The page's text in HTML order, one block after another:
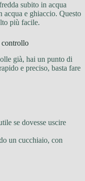
subito in acqua
acqua e ghiaccio. Questo
più facile.
controllo
già, hai un punto di
e preciso, basta fare
se dovesse uscire
un cucchiaio, con